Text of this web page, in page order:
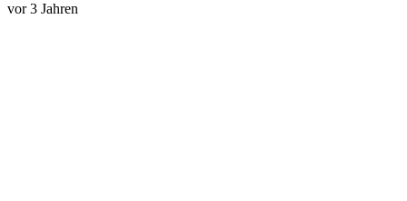
vor 3 Jahren